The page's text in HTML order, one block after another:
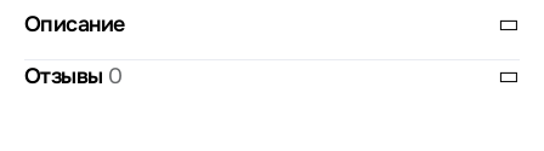
Описание
Отзывы 0